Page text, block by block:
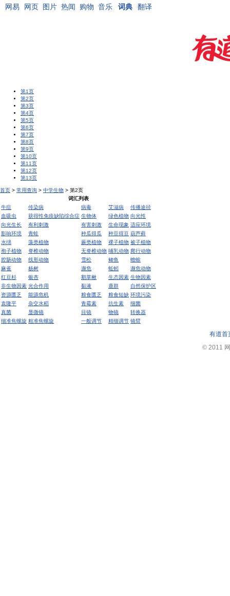
网易 网页 图片 热闻 购物 音乐 词典 翻译
第1页
第2页
第3页
第4页
第5页
第6页
第7页
第8页
第9页
第10页
第11页
第12页
第13页
首页 > 常用查询 > 中学生物 > 第2页
词汇列表
牛痘
传染病 病毒 艾滋病
传播途径
血吸虫
获得性免疫缺陷综合症 生物体 绿色植物 向光性
向光生长
有利刺激 有害刺激 生命现象 适应环境
影响环境
青蛙 种瓜得瓜 种豆得豆 葫芦藓
水绵
藻类植物 蕨类植物 裸子植物 被子植物
孢子植物
脊椎动物 无脊椎动物 哺乳动物 爬行动物
腔肠动物
线形动物 雪松 鲫鱼
蟾蜍
麻雀
杨树 濒危 蚯蚓
濒危动物
红豆杉
银杏 鹅掌楸 生态因素 生物因素
非生物因素 光合作用 黏液 鹿群
自然保护区
资源匮乏
能源危机 粮食匮乏 粮食短缺 环境污染
袁隆平
杂交水稻 青霉素 抗生素
细菌
真菌
显微镜 目镜 物镜
转换器
细准焦螺旋 粗准焦螺旋 一般调节 精细调节 镜臂
有道首
© 2011